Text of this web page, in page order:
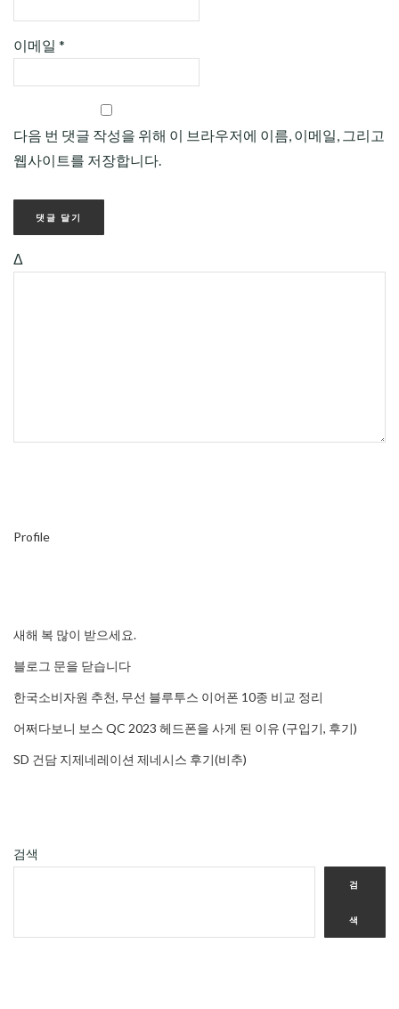
이메일 *
다음 번 댓글 작성을 위해 이 브라우저에 이름, 이메일, 그리고
웹사이트를 저장합니다.
Δ
Profile
새해 복 많이 받으세요.
블로그 문을 닫습니다
한국소비자원 추천, 무선 블루투스 이어폰 10종 비교 정리
어쩌다보니 보스 QC 2023 헤드폰을 사게 된 이유 (구입기, 후기)
SD 건담 지제네레이션 제네시스 후기(비추)
검색
검
색